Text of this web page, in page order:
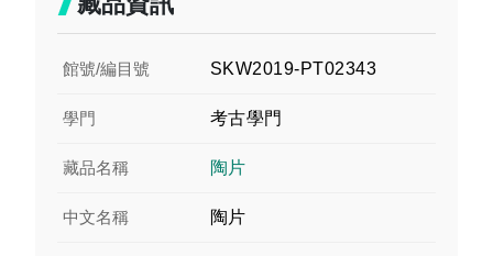
館號/編目號 SKW2019-PT02343
學門 考古學門
藏品名稱 陶片
中文名稱 陶片